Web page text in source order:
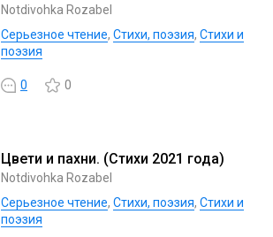
Notdivohka Rozabel
Серьезное чтение, Cтихи, поэзия, Стихи и
поэзия
0 0
Цвети и пахни. (Стихи 2021 года)
Notdivohka Rozabel
Серьезное чтение, Cтихи, поэзия, Стихи и
поэзия